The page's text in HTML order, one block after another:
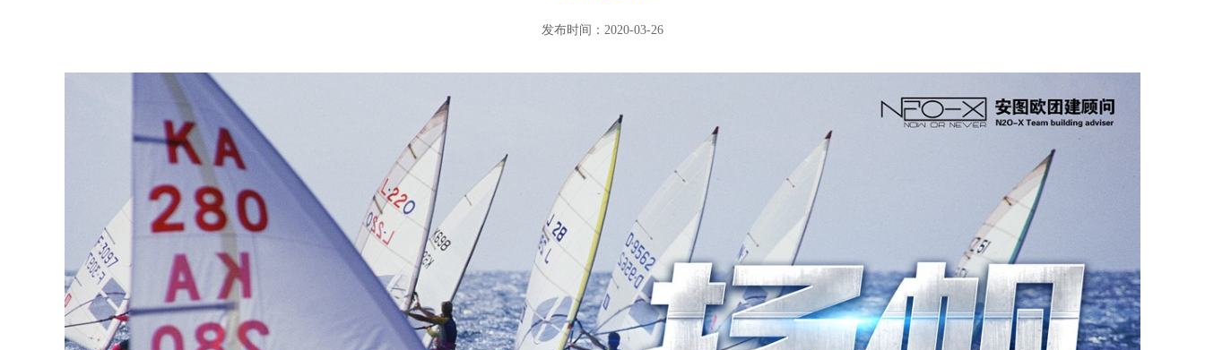
发布时间：2020-03-26